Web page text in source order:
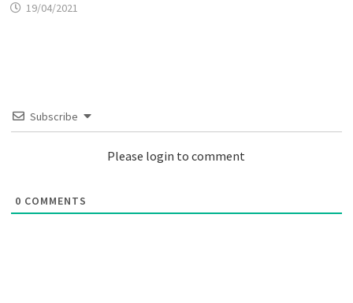
19/04/2021
Subscribe
Please login to comment
0 COMMENTS